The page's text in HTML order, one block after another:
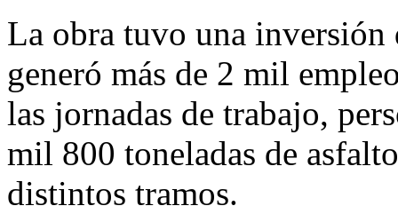
La obra tuvo una
generó más de 2 mil
las jornadas de trabajo,
mil 800 toneladas de
distintos tramos.